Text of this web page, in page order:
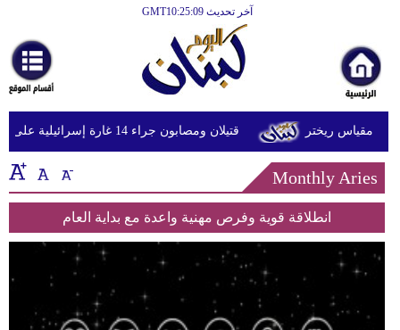
آخر تحديث GMT10:25:09
أخبارعاجلة
رياضة
ثقافة
إقتصاد
وموسيقى
أزياء
صحة
قتيلان ومصابون جراء 14 غارة إسرائيلية على شرق وجنوب لبنان
Monthly Aries
انطلاقة قوية وفرص مهنية واعدة مع بداية العام